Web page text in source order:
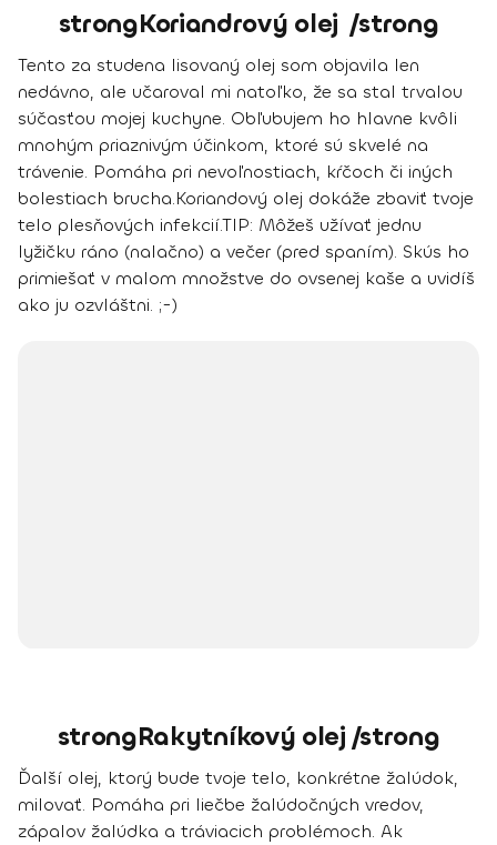
strongKoriandrový olej /strong
Tento za studena lisovaný olej som objavila len
nedávno, ale učaroval mi natoľko, že sa stal trvalou
súčasťou mojej kuchyne. Obľubujem ho hlavne kvôli
mnohým priaznivým účinkom, ktoré sú skvelé na
trávenie. Pomáha pri nevoľnostiach, kŕčoch či iných
bolestiach brucha.Koriandový olej dokáže zbaviť tvoje
telo plesňových infekcií.TIP: Môžeš užívať jednu
lyžičku ráno (nalačno) a večer (pred spaním). Skús ho
primiešať v malom množstve do ovsenej kaše a uvidíš
ako ju ozvláštni. ;-)
strongRakytníkový olej /strong
Ďalší olej, ktorý bude tvoje telo, konkrétne žalúdok,
milovať. Pomáha pri liečbe žalúdočných vredov,
zápalov žalúdka a tráviacich problémoch. Ak